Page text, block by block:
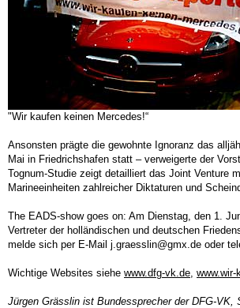
"Wir kaufen keinen Mercedes!“
Ansonsten prägte die gewohnte Ignoranz das
Mai in Friedrichshafen statt – verweigerte der
Tognum-Studie zeigt detailliert das Joint Venture
Marineeinheiten zahlreicher Diktaturen und
The EADS-show goes on: Am Dienstag, den 1.
Vertreter der holländischen und deutschen
melde sich per E-Mail j.graesslin@gmx.de oder
Wichtige Websites siehe www.dfg-vk.de,
Jürgen Grässlin ist Bundessprecher der DFG-